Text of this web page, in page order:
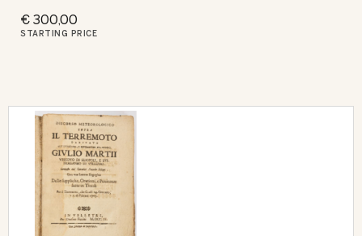
€ 300,00
STARTING PRICE